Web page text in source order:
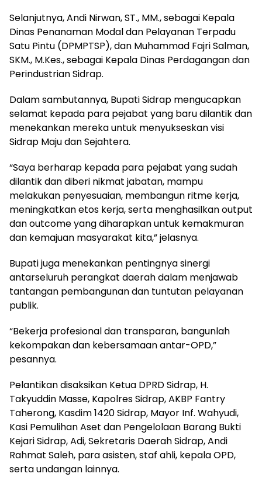
Selanjutnya, Andi Nirwan, ST., MM., sebagai Kepala
Dinas Penanaman Modal dan Pelayanan Terpadu
Satu Pintu (DPMPTSP), dan Muhammad Fajri Salman,
SKM., M.Kes., sebagai Kepala Dinas Perdagangan dan
Perindustrian Sidrap.
Dalam sambutannya, Bupati Sidrap mengucapkan
selamat kepada para pejabat yang baru dilantik dan
menekankan mereka untuk menyukseskan visi
Sidrap Maju dan Sejahtera.
“Saya berharap kepada para pejabat yang sudah
dilantik dan diberi nikmat jabatan, mampu
melakukan penyesuaian, membangun ritme kerja,
meningkatkan etos kerja, serta menghasilkan output
dan outcome yang diharapkan untuk kemakmuran
dan kemajuan masyarakat kita,” jelasnya.
Bupati juga menekankan pentingnya sinergi
antarseluruh perangkat daerah dalam menjawab
tantangan pembangunan dan tuntutan pelayanan
publik.
“Bekerja profesional dan transparan, bangunlah
kekompakan dan kebersamaan antar-OPD,”
pesannya.
Pelantikan disaksikan Ketua DPRD Sidrap, H.
Takyuddin Masse, Kapolres Sidrap, AKBP Fantry
Taherong, Kasdim 1420 Sidrap, Mayor Inf. Wahyudi,
Kasi Pemulihan Aset dan Pengelolaan Barang Bukti
Kejari Sidrap, Adi, Sekretaris Daerah Sidrap, Andi
Rahmat Saleh, para asisten, staf ahli, kepala OPD,
serta undangan lainnya.